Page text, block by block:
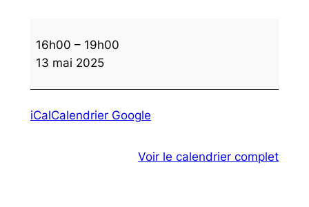
traditionnelle
chinoise
16h00 – 19h00
13 mai 2025
iCalCalendrier Google
Voir le calendrier complet